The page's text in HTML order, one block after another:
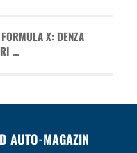
X: DENZA
…
AUTO-MAGAZIN